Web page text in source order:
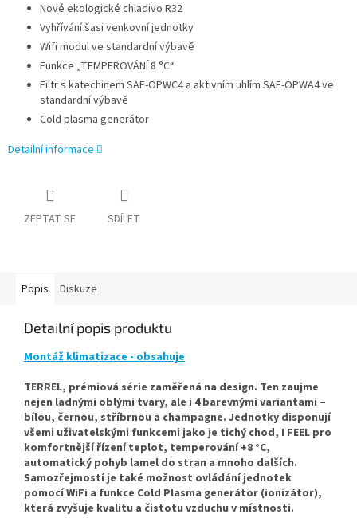
Nové ekologické chladivo R32
Vyhřívání šasi venkovní jednotky
Wifi modul ve standardní výbavě
Funkce „TEMPEROVÁNÍ 8 °C“
Filtr s katechinem SAF-OPWC4 a aktivním uhlím SAF-OPWA4 ve
standardní výbavě
Cold plasma generátor
Detailní informace
ZEPTAT SE SDÍLET
Popis Diskuze
Detailní popis produktu
Montáž klimatizace - obsahuje
TERREL, prémiová série zaměřená na design. Ten zaujme
nejen ladnými oblými tvary, ale i 4 barevnými variantami –
bílou, černou, stříbrnou a champagne. Jednotky disponují
všemi uživatelskými funkcemi jako je tichý chod, I FEEL pro
komfortnější řízení teplot, temperování +8 °C,
automatický pohyb lamel do stran a mnoho dalších.
Samozřejmostí je také možnost ovládání jednotek
pomocí WiFi a funkce Cold Plasma generátor (ionizátor),
která zvyšuje kvalitu a čistotu vzduchu v místnosti.